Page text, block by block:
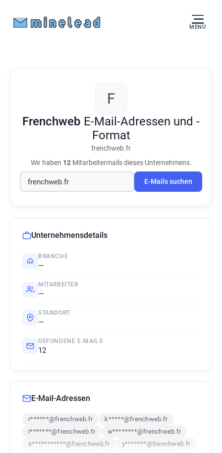
MENÜ
F
Frenchweb E-Mail-Adressen und -
Format
frenchweb.fr
Wir haben 12Mitarbeitermails dieses Unternehmens.
E-Mails suchen
Unternehmensdetails
BRANCHE
—
MITARBEITER
—
STANDORT
—
GEFUNDENE E-MAILS
12
E-Mail-Adressen
r******@frenchweb.fr
k*****@frenchweb.fr
i*******@frenchweb.fr
w********@frenchweb.fr
s***********@frenchweb.fr
y*******@frenchweb.fr